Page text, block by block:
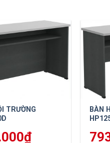
TRƯỜNG
₫
BÀN